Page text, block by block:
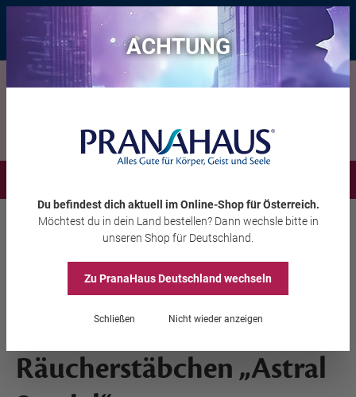
Bis zu 20 € Rabatt* mit dem Vorteils-Codeeintauchen , gültig bis
11.08.2026
Räuchern Räucherstäbchen
Holy Smokes Blue Line
Räucherstäbchen „Astral
ACHTUNG
Du befindest dich aktuell im Online-Shopfür Österreich.
Möchtest du in dein Land bestellen? Dann wechsle bitte in
unseren Shop für Deutschland
Zu PranaHausDeutschland wechseln
Schließen Nicht wieder anzeigen